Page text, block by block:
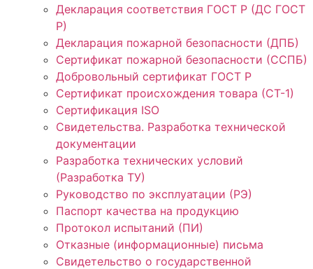
Декларация соответствия ГОСТ Р (ДС ГОСТ
Р)
Декларация пожарной безопасности (ДПБ)
Сертификат пожарной безопасности (ССПБ)
Добровольный сертификат ГОСТ Р
Сертификат происхождения товара (СТ-1)
Сертификация ISO
Свидетельства. Разработка технической
документации
Разработка технических условий
(Разработка ТУ)
Руководство по эксплуатации (РЭ)
Паспорт качества на продукцию
Протокол испытаний (ПИ)
Отказные (информационные) письма
Свидетельство о государственной